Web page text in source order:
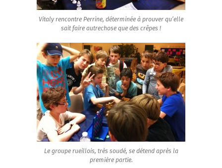
Vitaly rencontre Perrine, déterminée à prouver qu’elle
sait faire autrechose que des crêpes !
Le groupe rueillois, très soudé, se détend après la
première partie.